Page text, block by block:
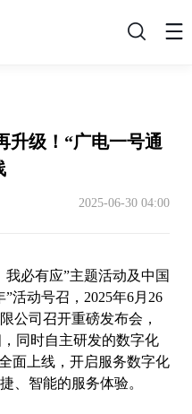
搜
升级！“广电一号通
2025-06-30 04:00
必有应”主题活动及中国
活动号召，2025年6月26
公司召开重磅发布会，
同时自主研发的数字化
面上线，开启服务数字化
、智能的服务体验。